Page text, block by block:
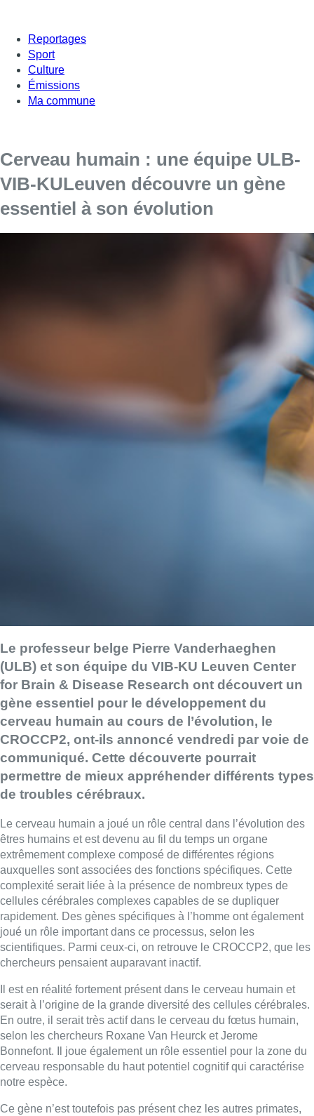
Reportages
Sport
Culture
Émissions
Ma commune
Cerveau humain : une équipe ULB-
VIB-KULeuven découvre un gène
essentiel à son évolution
Le professeur belge Pierre Vanderhaeghen
(ULB) et son équipe du VIB-KU Leuven Center
for Brain & Disease Research ont découvert un
gène essentiel pour le développement du
cerveau humain au cours de l’évolution, le
CROCCP2, ont-ils annoncé vendredi par voie de
communiqué. Cette découverte pourrait
permettre de mieux appréhender différents types
de troubles cérébraux.
Le cerveau humain a joué un rôle central dans l’évolution des
êtres humains et est devenu au fil du temps un organe
extrêmement complexe composé de différentes régions
auxquelles sont associées des fonctions spécifiques. Cette
complexité serait liée à la présence de nombreux types de
cellules cérébrales complexes capables de se dupliquer
rapidement. Des gènes spécifiques à l’homme ont également
joué un rôle important dans ce processus, selon les
scientifiques. Parmi ceux-ci, on retrouve le CROCCP2, que les
chercheurs pensaient auparavant inactif.
Il est en réalité fortement présent dans le cerveau humain et
serait à l’origine de la grande diversité des cellules cérébrales.
En outre, il serait très actif dans le cerveau du fœtus humain,
selon les chercheurs Roxane Van Heurck et Jerome
Bonnefont. Il joue également un rôle essentiel pour la zone du
cerveau responsable du haut potentiel cognitif qui caractérise
notre espèce.
Ce gène n’est toutefois pas présent chez les autres primates,